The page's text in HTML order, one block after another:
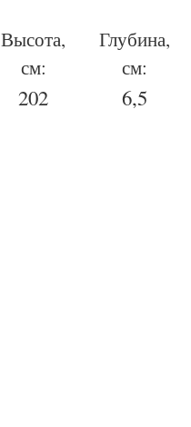
Высота,
см:
202
Глубина,
см:
6,5